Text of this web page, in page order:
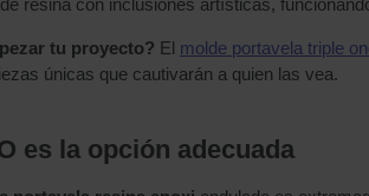
resina con inclusiones artísticas,
tu proyecto? El molde portavela triple
únicas que cautivarán a quien las vea.
es la opción adecuada